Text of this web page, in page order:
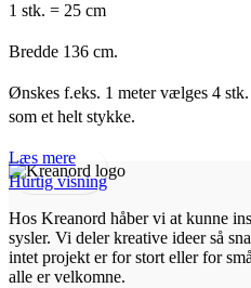
1 stk. = 25 cm
Bredde 136 cm.
Ønskes f.eks. 1 meter vælges 4
som et helt stykke.
Læs mere
Hurtig visning
Hos Kreanord håber vi at kunne
sysler. Vi deler kreative ideer så
intet projekt er for stort eller for
alle er velkomne.